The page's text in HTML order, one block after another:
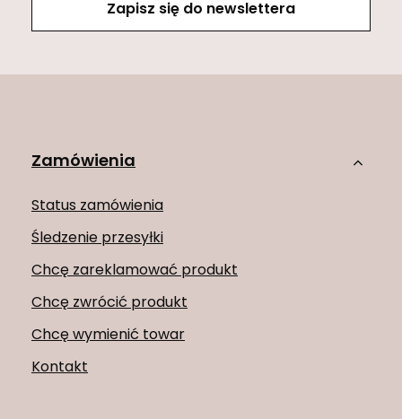
Zapisz się do newslettera
Zamówienia
Status zamówienia
Śledzenie przesyłki
Chcę zareklamować produkt
Chcę zwrócić produkt
Chcę wymienić towar
Kontakt